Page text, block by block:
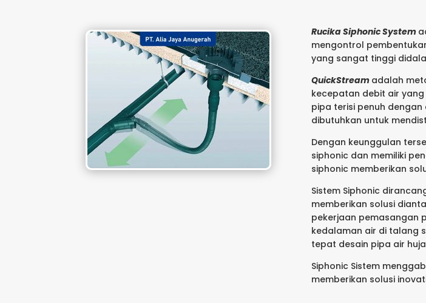
Rucika Siphonic System
mengontrol
yang sangat tinggi
QuickStream adalah
kecepatan debit air
pipa terisi penuh
dibutuhkan untuk
Dengan keunggulan
siphonic dan memiliki
siphonic memberikan
Sistem Siphonic
memberikan solusi
pekerjaan pemasangan
kedalaman air di talang
tepat desain pipa air
Siphonic Sistem
memberikan solusi